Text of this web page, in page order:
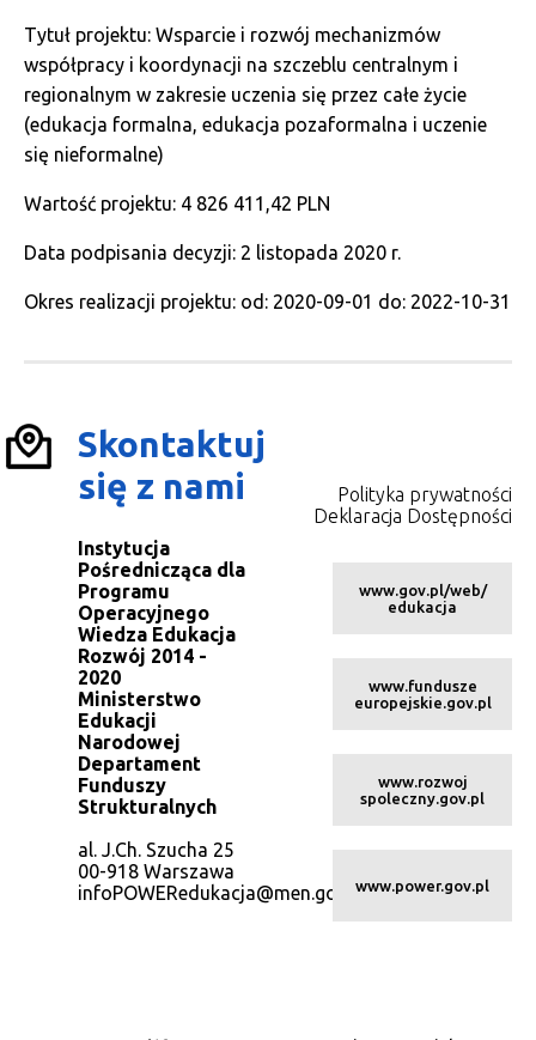
Tytuł projektu: Wsparcie i rozwój mechanizmów
współpracy i koordynacji na szczeblu centralnym i
regionalnym w zakresie uczenia się przez całe życie
(edukacja formalna, edukacja pozaformalna i uczenie
się nieformalne)
Wartość projektu: 4 826 411,42 PLN
Data podpisania decyzji: 2 listopada 2020 r.
Okres realizacji projektu: od: 2020-09-01 do: 2022-10-31
Skontaktuj
się z nami
Instytucja
Pośrednicząca dla
Programu
Operacyjnego
Wiedza Edukacja
Rozwój 2014 -
2020
Ministerstwo
Edukacji
Narodowej
Departament
Funduszy
Strukturalnych
al. J.Ch. Szucha 25
00-918 Warszawa
infoPOWERedukacja@men.gov.pl
Polityka prywatności
Deklaracja Dostępności
www.gov.pl/web/
edukacja
www.fundusze
europejskie.gov.pl
www.rozwoj
spoleczny.gov.pl
www.power.gov.pl